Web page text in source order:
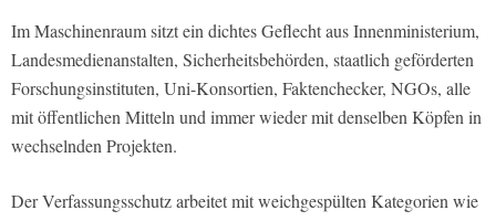
Im Maschinenraum sitzt ein dichtes Geflecht aus Innenministerium,
Landesmedienanstalten, Sicherheitsbehörden, staatlich geförderten
Forschungsinstituten, Uni-Konsortien, Faktenchecker, NGOs, alle
mit öffentlichen Mitteln und immer wieder mit denselben Köpfen in
wechselnden Projekten.
Der Verfassungsschutz arbeitet mit weichgespülten Kategorien wie